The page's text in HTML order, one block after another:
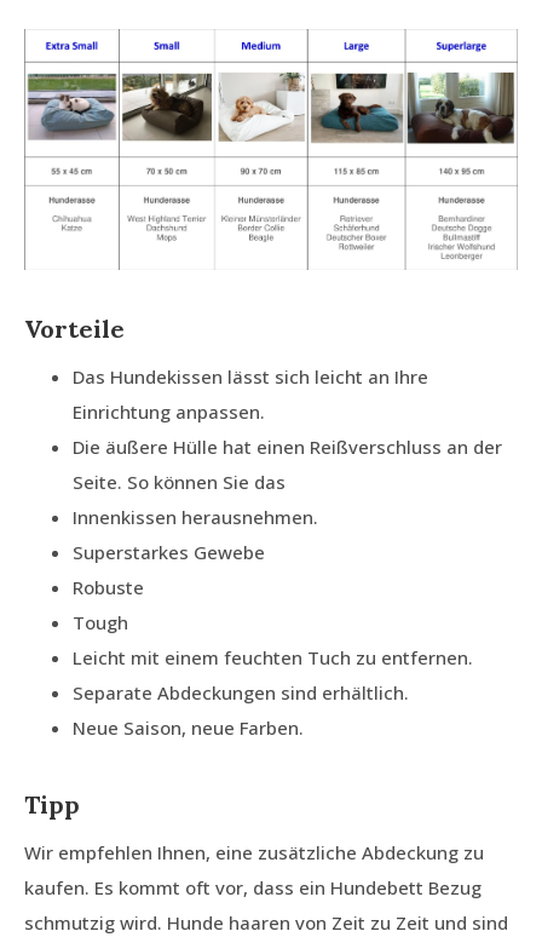
Vorteile
Das Hundekissen lässt sich leicht an Ihre
Einrichtung anpassen.
Die äußere Hülle hat einen Reißverschluss an der
Seite. So können Sie das
Innenkissen herausnehmen.
Superstarkes Gewebe
Robuste
Tough
Leicht mit einem feuchten Tuch zu entfernen.
Separate Abdeckungen sind erhältlich.
Neue Saison, neue Farben.
Tipp
Wir empfehlen Ihnen, eine zusätzliche Abdeckung zu
kaufen. Es kommt oft vor, dass ein Hundebett Bezug
schmutzig wird. Hunde haaren von Zeit zu Zeit und sind